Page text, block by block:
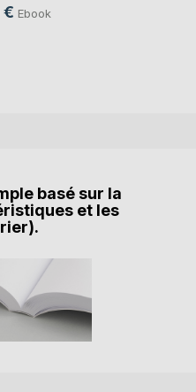
€ Ebook
basé sur la
et les